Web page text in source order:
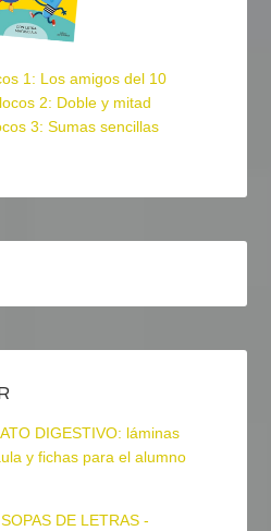
1: Los amigos del 10
2: Doble y mitad
3: Sumas sencillas
DIGESTIVO: láminas
y fichas para el alumno
DE LETRAS -